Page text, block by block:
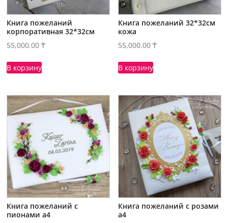
Книга пожеланий
корпоративная 32*32см
55,000.00₸
В корзину
Книга пожеланий 32*32см
кожа
55,000.00₸
В корзину
Книга пожеланий с
пионами а4
Книга пожеланий с розами
а4